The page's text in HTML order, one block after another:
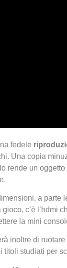
fedele
Una copia
rende un
a parte
c’è l’hdmi
la mini
inoltre di
titoli studiati per